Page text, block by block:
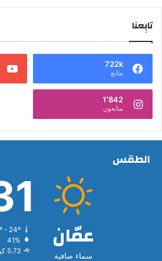
تابِعنا
722k
متابع
1٬842
متابعون
الطقس
عمّان
سماء صافية
31º - 24º
41%
5.73 كيلومتر/ساعة